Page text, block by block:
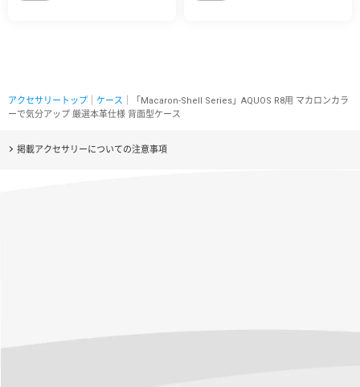
アクセサリートップ ケース ｜「Macaron-Shell Series」AQUOS R8用 マカロンカラ
ーで気分アップ 厳選本革仕様 背面型ケース
掲載アクセサリーについての注意事項